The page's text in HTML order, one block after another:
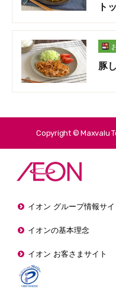
ト
豚
Copyright © Maxvalu
イオン グループ情報サイ
イオンの基本理念
イオン お客さまサイト